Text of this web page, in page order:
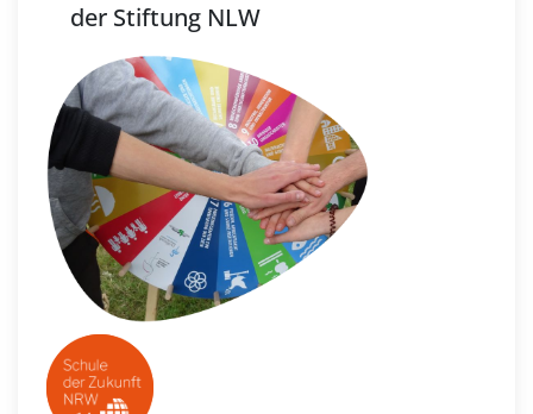
der Stiftung NLW